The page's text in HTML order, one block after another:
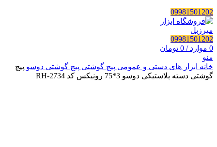
09981501202
09981501202
0 موارد /
0 تومان
منو
خانه ابزار های دستی و عمومی پیچ گوشتی پیچ گوشتی دوسو پیچ
گوشتی دسته پلاستیکی دوسو 3*75 رونیکس کد RH-2734